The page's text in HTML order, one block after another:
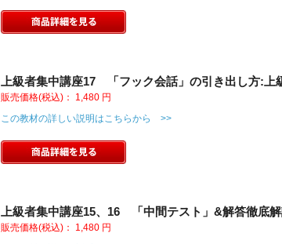
上級者集中講座17 「フック会話」の引き出し方:上
販売価格(税込)： 1,480 円
この教材の詳しい説明はこちらから >>
上級者集中講座15、16 「中間テスト」&解答徹底
販売価格(税込)： 1,480 円